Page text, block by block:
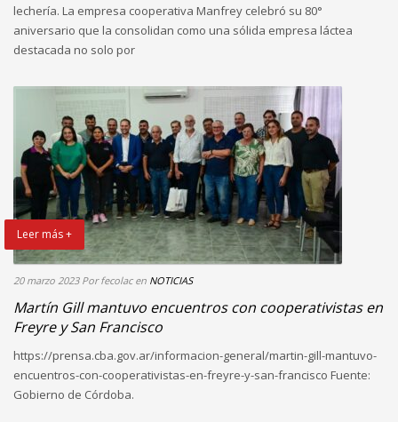
lechería. La empresa cooperativa Manfrey celebró su 80°
aniversario que la consolidan como una sólida empresa láctea
destacada no solo por
Leer más +
20 marzo 2023 Por fecolac en NOTICIAS
Martín Gill mantuvo encuentros con cooperativistas en
Freyre y San Francisco
https://prensa.cba.gov.ar/informacion-general/martin-gill-mantuvo-
encuentros-con-cooperativistas-en-freyre-y-san-francisco Fuente:
Gobierno de Córdoba.